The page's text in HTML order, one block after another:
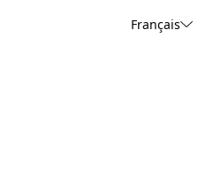
Français